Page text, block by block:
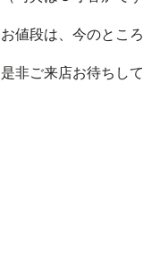
お値段は、今のとこ
是非ご来店お待ちし